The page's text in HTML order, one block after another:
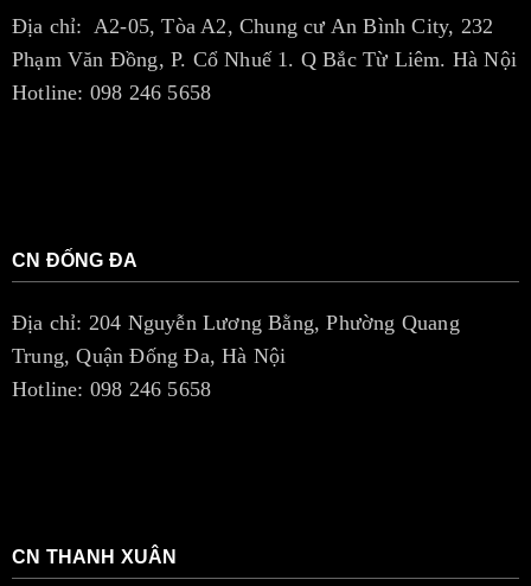
Địa chỉ: A2-05, Tòa A2, Chung cư An Bình City, 232
Phạm Văn Đồng, P. Cổ Nhuế 1. Q Bắc Từ Liêm. Hà Nội
Hotline: 098 246 5658
CN ĐỐNG ĐA
Địa chỉ: 204 Nguyễn Lương Bằng, Phường Quang
Trung, Quận Đống Đa, Hà Nội
Hotline: 098 246 5658
CN THANH XUÂN